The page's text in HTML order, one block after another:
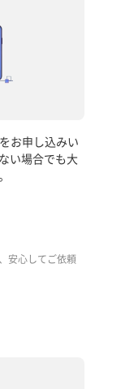
お申し込みい
い場合でも大
安心してご依頼